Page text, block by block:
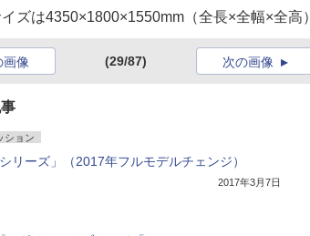
ズは4350×1800×1550mm（全長×全幅×全高
画像 (29/87) 次の画像
ション
リーズ」（2017年フルモデルチェンジ）
2017年3月7日